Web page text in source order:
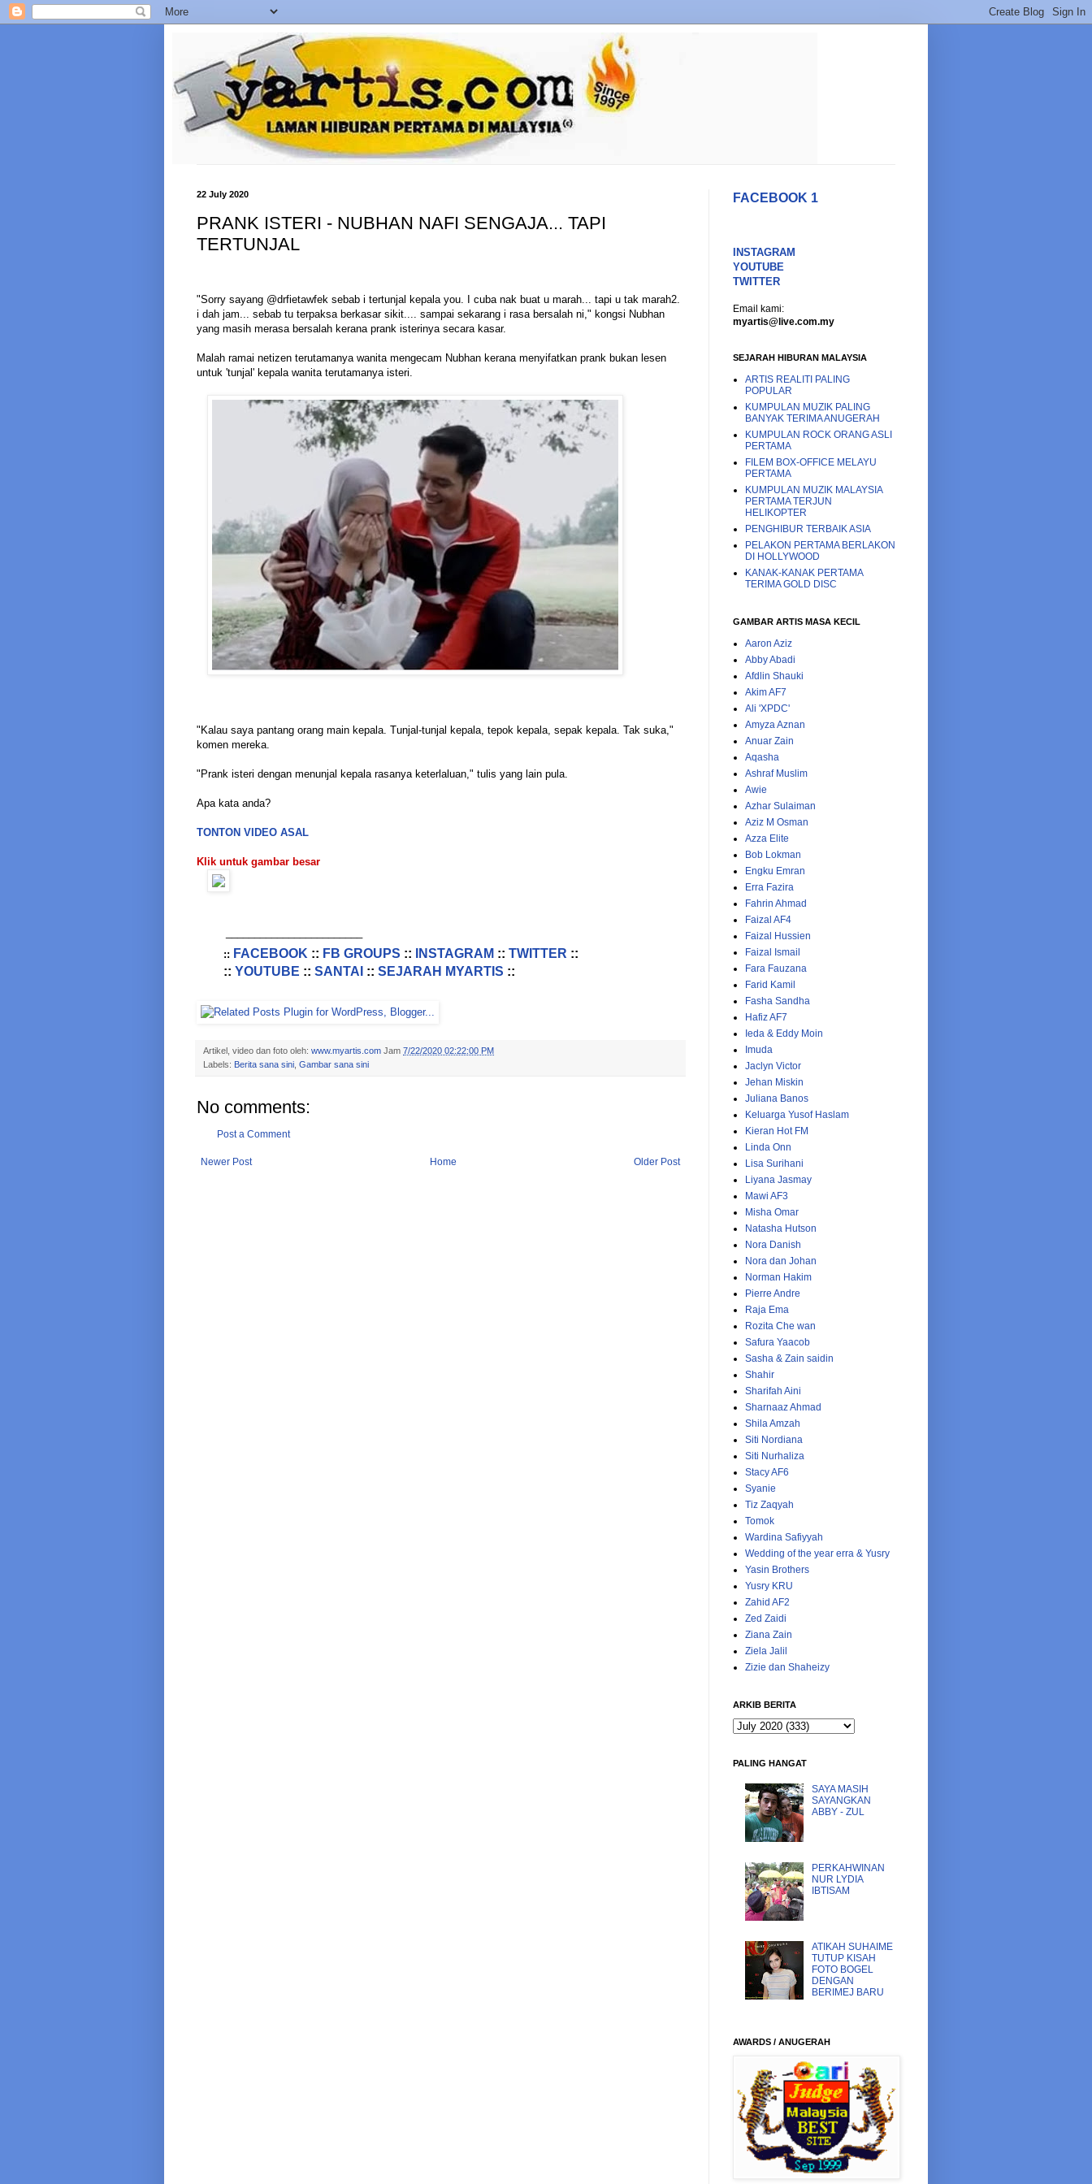
22 July 2020
PRANK ISTERI - NUBHAN NAFI SENGAJA... TAPI
TERTUNJAL
"Sorry sayang @drfietawfek sebab i tertunjal kepala you. I cuba nak buat u marah... tapi u tak marah2.
i dah jam... sebab tu terpaksa berkasar sikit.... sampai sekarang i rasa bersalah ni," kongsi Nubhan
yang masih merasa bersalah kerana prank isterinya secara kasar.
Malah ramai netizen terutamanya wanita mengecam Nubhan kerana menyifatkan prank bukan lesen
untuk 'tunjal' kepala wanita terutamanya isteri.
"Kalau saya pantang orang main kepala. Tunjal-tunjal kepala, tepok kepala, sepak kepala. Tak suka,"
komen mereka.
"Prank isteri dengan menunjal kepala rasanya keterlaluan," tulis yang lain pula.
Apa kata anda?
TONTON VIDEO ASAL
Klik untuk gambar besar
:: FACEBOOK :: FB GROUPS :: INSTAGRAM :: TWITTER ::
:: YOUTUBE :: SANTAI :: SEJARAH MYARTIS ::
Artikel, video dan foto oleh: www.myartis.com Jam 7/22/2020 02:22:00 PM
Labels: Berita sana sini Gambar sana sini
No comments:
Post a Comment
Newer Post Older Post
Home
FACEBOOK 1
INSTAGRAM
YOUTUBE
TWITTER
Email kami:
myartis@live.com.my
SEJARAH HIBURAN MALAYSIA
ARTIS REALITI PALING
POPULAR
KUMPULAN MUZIK PALING
BANYAK TERIMA ANUGERAH
KUMPULAN ROCK ORANG ASLI
PERTAMA
FILEM BOX-OFFICE MELAYU
PERTAMA
KUMPULAN MUZIK MALAYSIA
PERTAMA TERJUN
HELIKOPTER
PENGHIBUR TERBAIK ASIA
PELAKON PERTAMA BERLAKON
DI HOLLYWOOD
KANAK-KANAK PERTAMA
TERIMA GOLD DISC
GAMBAR ARTIS MASA KECIL
Aaron Aziz
Abby Abadi
Afdlin Shauki
Akim AF7
Ali 'XPDC'
Amyza Aznan
Anuar Zain
Aqasha
Ashraf Muslim
Awie
Azhar Sulaiman
Aziz M Osman
Azza Elite
Bob Lokman
Engku Emran
Erra Fazira
Fahrin Ahmad
Faizal AF4
Faizal Hussien
Faizal Ismail
Fara Fauzana
Farid Kamil
Fasha Sandha
Hafiz AF7
Ieda & Eddy Moin
Imuda
Jaclyn Victor
Jehan Miskin
Juliana Banos
Keluarga Yusof Haslam
Kieran Hot FM
Linda Onn
Lisa Surihani
Liyana Jasmay
Mawi AF3
Misha Omar
Natasha Hutson
Nora Danish
Nora dan Johan
Norman Hakim
Pierre Andre
Raja Ema
Rozita Che wan
Safura Yaacob
Sasha & Zain saidin
Shahir
Sharifah Aini
Sharnaaz Ahmad
Shila Amzah
Siti Nordiana
Siti Nurhaliza
Stacy AF6
Syanie
Tiz Zaqyah
Tomok
Wardina Safiyyah
Wedding of the year erra & Yusry
Yasin Brothers
Yusry KRU
Zahid AF2
Zed Zaidi
Ziana Zain
Ziela Jalil
Zizie dan Shaheizy
ARKIB BERITA
PALING HANGAT
SAYA MASIH
SAYANGKAN
ABBY - ZUL
PERKAHWINAN
NUR LYDIA
IBTISAM
ATIKAH SUHAIME
TUTUP KISAH
FOTO BOGEL
DENGAN
BERIMEJ BARU
AWARDS / ANUGERAH